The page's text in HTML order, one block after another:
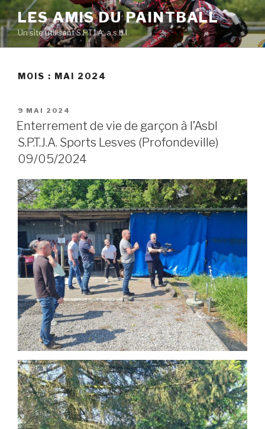
Skip
to
content
LES AMIS DU PAINTBALL
Un site utilisant S.P.T.J.A. a.s.b.l.
MOIS : MAI 2024
POSTED
ON
9 MAI 2024
Enterrement de vie de garçon à l’Asbl
S.P.T.J.A. Sports Lesves (Profondeville)
09/05/2024